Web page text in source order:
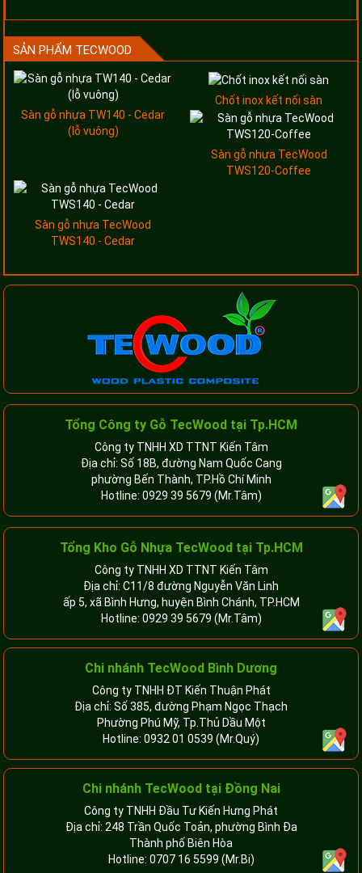
SẢN PHẨM TECWOOD
Sàn gỗ nhựa TW140 - Cedar
(lỗ vuông)
Chốt inox kết nối sàn
Sàn gỗ nhựa TecWood
TWS120-Coffee
Sàn gỗ nhựa TecWood
TWS140 - Cedar
Tổng Công ty Gỗ TecWood tại Tp.HCM
Công ty TNHH XD TTNT Kiến Tâm
Địa chỉ: Số 18B, đường Nam Quốc Cang
phường Bến Thành, TP.Hồ Chí Minh
Hotline: 0929 39 5679 (Mr.Tâm)
Tổng Kho Gỗ Nhựa TecWood tại Tp.HCM
Công ty TNHH XD TTNT Kiến Tâm
Địa chỉ: C11/8 đường Nguyễn Văn Linh
ấp 5, xã Bình Hưng, huyện Bình Chánh, TP.HCM
Hotline: 0929 39 5679 (Mr.Tâm)
Chi nhánh TecWood Bình Dương
Công ty TNHH ĐT Kiến Thuận Phát
Địa chỉ: Số 385, đường Phạm Ngọc Thạch
Phường Phú Mỹ, Tp.Thủ Dầu Một
Hotline: 0932 01 0539 (Mr.Quý)
Chi nhánh TecWood tại Đồng Nai
Công ty TNHH Đầu Tư Kiến Hưng Phát
Địa chỉ: 248 Trần Quốc Toản, phường Bình Đa
Thành phố Biên Hòa
Hotline: 0707 16 5599 (Mr.Bi)